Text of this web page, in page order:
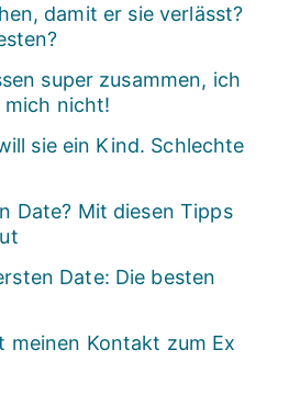
damit er sie verlässt?
super zusammen, ich
mich nicht!
sie ein Kind. Schlechte
Date? Mit diesen Tipps
Date: Die besten
meinen Kontakt zum Ex